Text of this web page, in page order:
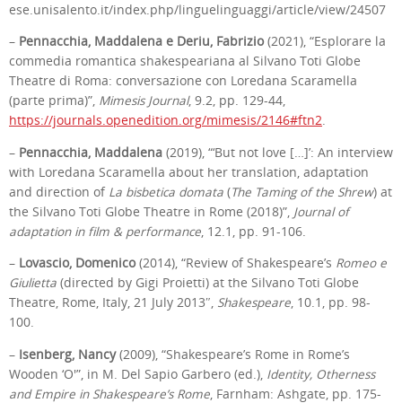
ese.unisalento.it/index.php/linguelinguaggi/article/view/24507
– Pennacchia, Maddalena e Deriu, Fabrizio(2021), “Esplorare la
commedia romantica shakespeariana al Silvano Toti Globe
Theatre di Roma: conversazione con Loredana Scaramella
(parte prima)”, Mimesis Journal, 9.2, pp. 129-44,
https://journals.openedition.org/mimesis/2146#ftn2.
– Pennacchia, Maddalena (2019), “‘But not love […]’: An interview
with Loredana Scaramella about her translation, adaptation
and direction of La bisbetica domata (The Taming of the Shrew) at
the Silvano Toti Globe Theatre in Rome (2018)”, Journal of
adaptation in film & performance, 12.1, pp. 91-106.
– Lovascio, Domenico(2014), “Review of Shakespeare’s Romeo e
Giulietta (directed by Gigi Proietti) at the Silvano Toti Globe
Theatre, Rome, Italy, 21 July 2013″, Shakespeare, 10.1, pp. 98-
100.
– Isenberg, Nancy(2009), “Shakespeare’s Rome in Rome’s
Wooden ‘O'”, in M. Del Sapio Garbero (ed.), Identity, Otherness
and Empire in Shakespeare’s Rome, Farnham: Ashgate, pp. 175-